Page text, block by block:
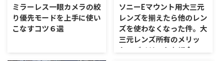
ミラーレス一眼カメラの絞
り優先モードを上手に使い
こなすコツ６選
ソニーEマウント用大三元
レンズを揃えたら他のレン
ズを使わなくなった件。大
三元レンズ所有のメリッ
ト、デメリットを紹介